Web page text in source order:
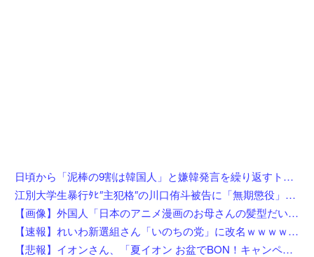
日頃から「泥棒の9割は韓国人」と嫌韓発言を繰り返すトメ！冬ソナにハマり私のヨン様グッズを勝手に持ち出したので、トメ自身の「あの自論」で撃退したったｗｗ←矛盾だらけのトメにブーメラン刺さりまくり
江別大学生暴行ﾀﾋ″主犯格″の川口侑斗被告に「無期懲役」の判決→当時17歳少年に「懲役30年」の判決
【画像】外国人「日本のアニメ漫画のお母さんの髪型だいたいこれだよなwwwwwwwww」←コレは分かるw w w w w w w w
【速報】れいわ新選組さん「いのちの党」に改名ｗｗｗｗｗｗｗｗ
【悲報】イオンさん、「夏イオン お盆でBON！キャンペーン」からBON！を削除 理由不明